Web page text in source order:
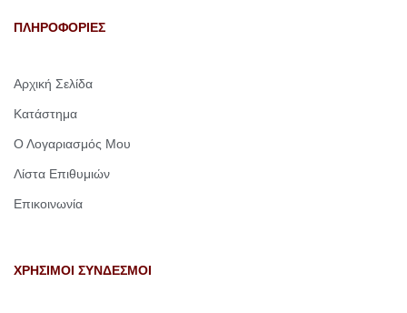
ΠΛΗΡΟΦΟΡΙΕΣ
Αρχική Σελίδα
Κατάστημα
Ο Λογαριασμός Μου
Λίστα Επιθυμιών
Επικοινωνία
ΧΡΗΣΙΜΟΙ ΣΥΝΔΕΣΜΟΙ